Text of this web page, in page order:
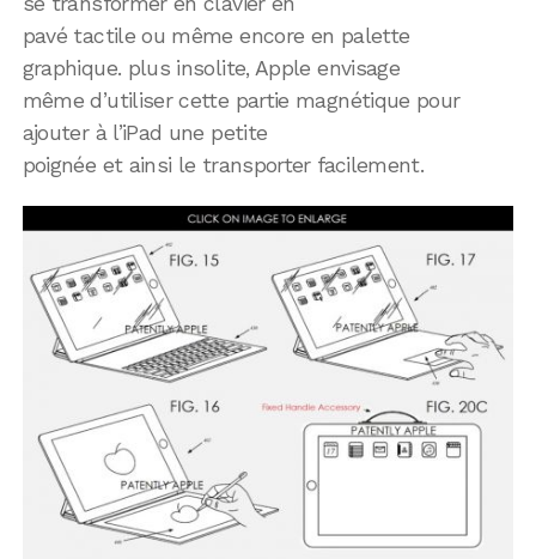
pavé tactile ou même encore en palette
graphique. plus insolite, Apple envisage
même d’utiliser cette partie magnétique pour
ajouter à l’iPad une petite
poignée et ainsi le transporter facilement.